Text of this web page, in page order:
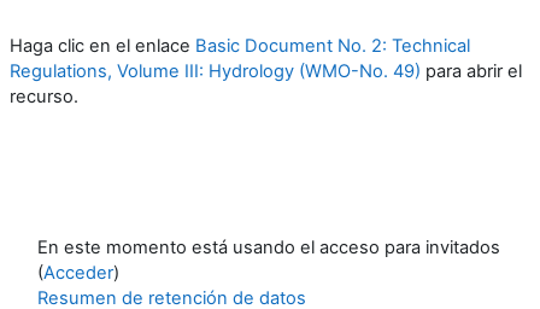
Haga clic en el enlace Basic Document No. 2: Technical
Regulations, Volume III: Hydrology (WMO-No. 49) para abrir el
recurso.
En este momento está usando el acceso para invitados
(Acceder)
Resumen de retención de datos